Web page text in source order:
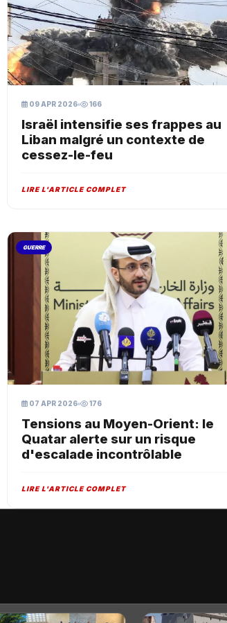
09 APR 2026 166
Israël intensifie ses frappes au
Liban malgré un contexte de
cessez-le-feu
LIRE L'ARTICLE COMPLET
GUERRE
07 APR 2026 176
Tensions au Moyen-Orient: le
Quatar alerte sur un risque
d'escalade incontrôlable
LIRE L'ARTICLE COMPLET